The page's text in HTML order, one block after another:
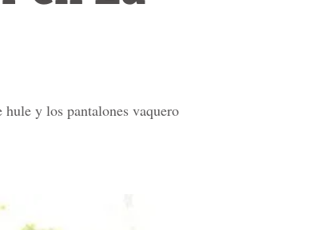
hule y los pantalones vaquero